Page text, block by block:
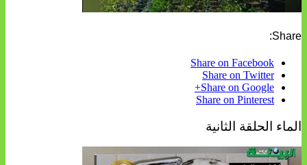
Share:
Share on Facebook
Share on Twitter
Share on Google+
Share on Pinterest
الماء الحلقة الثانية